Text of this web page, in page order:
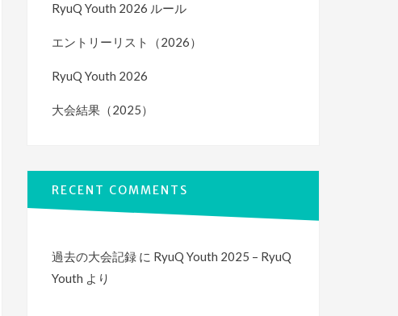
RyuQ Youth 2026 ルール
エントリーリスト（2026）
RyuQ Youth 2026
大会結果（2025）
RECENT COMMENTS
過去の大会記録に RyuQ Youth 2025 – RyuQ
Youth より